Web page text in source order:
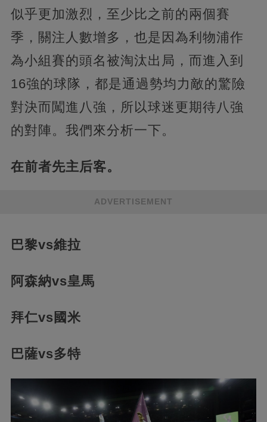
似乎更加激烈，至少比之前的兩個賽
季，關注人數增多，也是因為利物浦作
為小組賽的頭名被淘汰出局，而進入到
16強的球隊，都是通過勢均力敵的驚險
對決而闖進八強，所以球迷更期待八強
的對陣。我們來分析一下。
在前者先主后客。
ADVERTISEMENT
巴黎vs維拉
阿森納vs皇馬
拜仁vs國米
巴薩vs多特